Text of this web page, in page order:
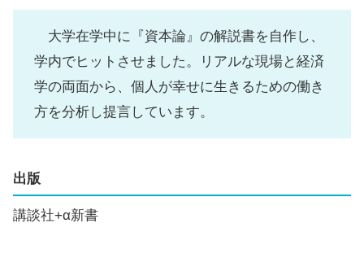
大学在学中に『資本論』の解説書を自作し、
学内でヒットさせました。リアルな現場と経済
学の両面から、個人が幸せに生きるための働き
方を分析し提言しています。
出版
講談社+α新書